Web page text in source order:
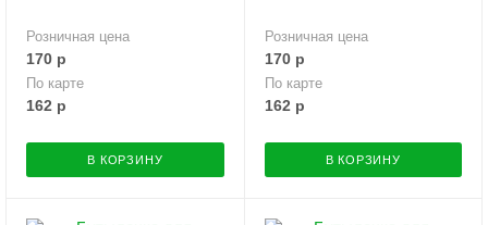
Розничная цена
170 р
По карте
162 р
В КОРЗИНУ
Розничная цена
170р
По карте
162 р
В КОРЗИНУ